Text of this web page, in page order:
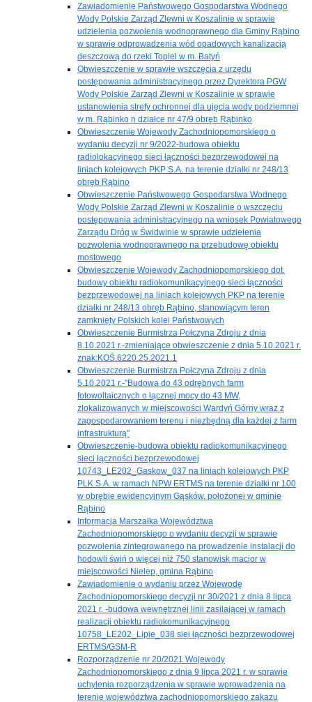
Zawiadomienie Państwowego Gospodarstwa Wodnego
Wody Polskie Zarząd Zlewni w Koszalinie w sprawie
udzielenia pozwolenia wodnoprawnego dla Gminy Rąbino
w sprawie odprowadzenia wód opadowych kanalizacją
deszczową do rzeki Topiel w m. Batyń
Obwieszczenie w sprawie wszczęcia z urzędu
postępowania administracyjnego przez Dyrektora PGW
Wody Polskie Zarząd Zlewni w Koszalinie w sprawie
ustanowienia strefy ochronnej dla ujęcia wody podziemnej
w m. Rąbinko n działce nr 47/9 obręb Rąbinko
Obwieszczenie Wojewody Zachodniopomorskiego o
wydaniu decyzji nr 9/2022-budowa obiektu
radiolokacyjnego sieci łączności bezprzewodowej na
liniach kolejowych PKP S.A. na terenie działki nr 248/13
obręb Rąbino
Obwieszczenie Państwowego Gospodarstwa Wodnego
Wody Polskie Zarząd Zlewni w Koszalinie o wszczęciu
postępowania administracyjnego na wniosek Powiatowego
Zarządu Dróg w Świdwinie w sprawie udzielenia
pozwolenia wodnoprawnego na przebudowę obiektu
mostowego
Obwieszczenie Wojewody Zachodniopomorskiego dot.
budowy obiektu radiokomunikacyjnego sieci łączności
bezprzewodowej na liniach kolejowych PKP na terenie
działki nr 248/13 obręb Rąbino, stanowiącym teren
zamknięty Polskich kolei Państwowych
Obwieszczenie Burmistrza Połczyna Zdroju z dnia
8.10.2021 r.-zmieniające obwieszczenie z dnia 5.10.2021 r.
znak:KOŚ.6220.25.2021.1
Obwieszczenie Burmistrza Połczyna Zdroju z dnia
5.10.2021 r.-"Budowa do 43 odrębnych farm
fotowoltaicznych o łącznej mocy do 43 MW,
zlokalizowanych w miejscowości Wardyń Górny wraz z
zagospodarowaniem terenu i niezbędną dla każdej z farm
infrastrukturą"
Obwieszczenie-budowa obiektu radiokomunikacyjnego
sieci łączności bezprzewodowej
10743_LE202_Gaskow_037 na liniach kolejowych PKP
PLK S.A. w ramach NPW ERTMS na terenie działki nr 100
w obrębie ewidencyjnym Gąsków, położonej w gminie
Rąbino
Informacja Marszałka Województwa
Zachodniopomorskiego o wydaniu decyzji w sprawie
pozwolenia zintegrowanego na prowadzenie instalacji do
hodowli świń o więcej niż 750 stanowisk macior w
miejscowości Nielep, gmina Rąbino
Zawiadomienie o wydaniu przez Wojewodę
Zachodniopomorskiego decyzji nr 30/2021 z dnia 8 lipca
2021 r. -budowa wewnętrznej linii zasilającej w ramach
realizacji obiektu radiokomunikacyjnego
10758_LE202_Lipie_038 siei łączności bezprzewodowej
ERTMS/GSM-R
Rozporządzenie nr 20/2021 Wojewody
Zachodniopomorskiego z dnia 9 lipca 2021 r. w sprawie
uchylenia rozporządzenia w sprawie wprowadzenia na
terenie województwa zachodniopomorskiego zakazu